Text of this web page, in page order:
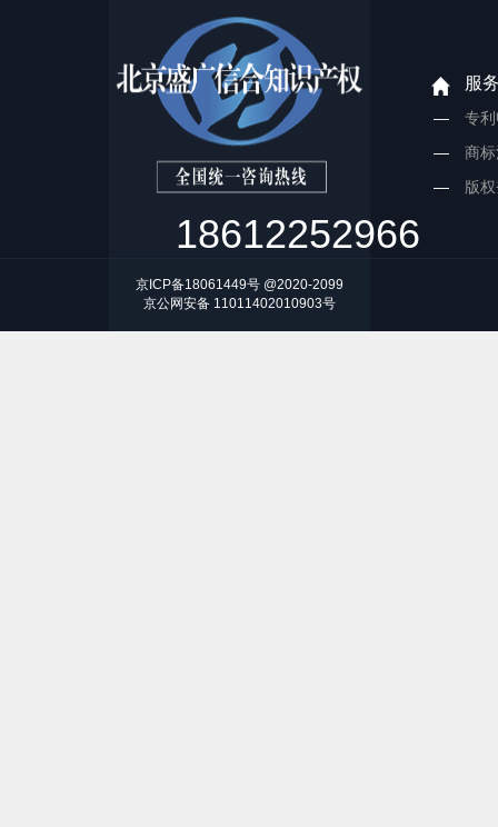
18612252966
服
专
商
版
京ICP备18061449号 @2020-2099
京公网安备 11011402010903号